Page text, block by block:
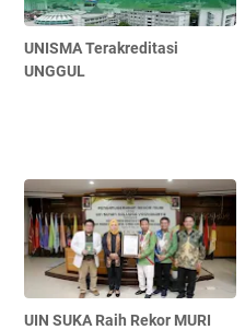
UNISMA Terakreditasi
UNGGUL
UIN SUKA Raih Rekor MURI